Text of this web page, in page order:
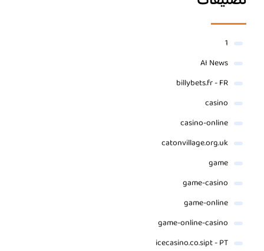
1
AI News
billybets.fr - FR
casino
casino-online
catonvillage.org.uk
game
game-casino
game-online
game-online-casino
icecasino.co.sipt - PT